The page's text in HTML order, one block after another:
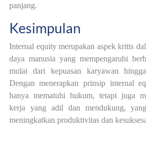
panjang.
Kesimpulan
Internal equity merupakan aspek kritis
daya manusia yang mempengaruhi
mulai dari kepuasan karyawan
Dengan menerapkan prinsip internal
hanya mematuhi hukum, tetapi juga
kerja yang adil dan mendukung,
meningkatkan produktivitas dan